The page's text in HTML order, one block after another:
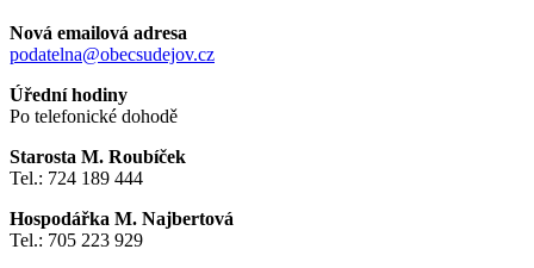
Nová emailová adresa
podatelna@obecsudejov.cz
Úřední hodiny
Po telefonické dohodě
Starosta M. Roubíček
Tel.: 724 189 444
Hospodářka M. Najbertová
Tel.: 705 223 929